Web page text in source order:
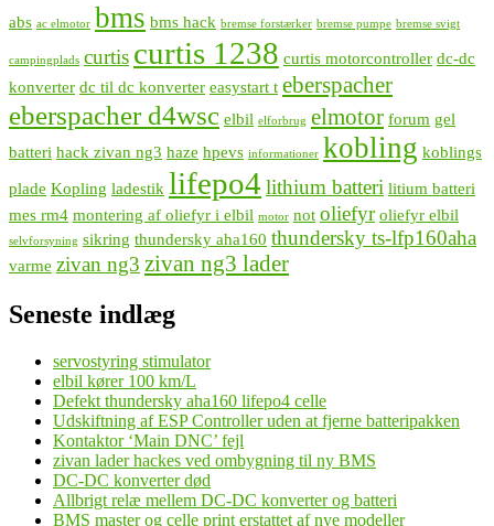
abs ac elmotor bms bms hack bremse forstærker bremse pumpe bremse svigt
campingplads curtis curtis 1238 curtis motorcontroller dc-dc
konverter dc til dc konverter easystart t eberspacher
eberspacher d4wsc elbil elforbrug elmotor forum gel
batteri hack zivan ng3 haze hpevs informationer kobling koblings
plade Kopling ladestik lifepo4 lithium batteri litium batteri
mes rm4 montering af oliefyr i elbil motor not oliefyr oliefyr elbil
selvforsyning sikring thundersky aha160 thundersky ts-lfp160aha
varme zivan ng3 zivan ng3 lader
Seneste indlæg
servostyring stimulator
elbil kører 100 km/L
Defekt thundersky aha160 lifepo4 celle
Udskiftning af ESP Controller uden at fjerne batteripakken
Kontaktor ‘Main DNC’ fejl
zivan lader hackes ved ombygning til ny BMS
DC-DC konverter død
Allbrigt relæ mellem DC-DC konverter og batteri
BMS master og celle print erstattet af nye modeller